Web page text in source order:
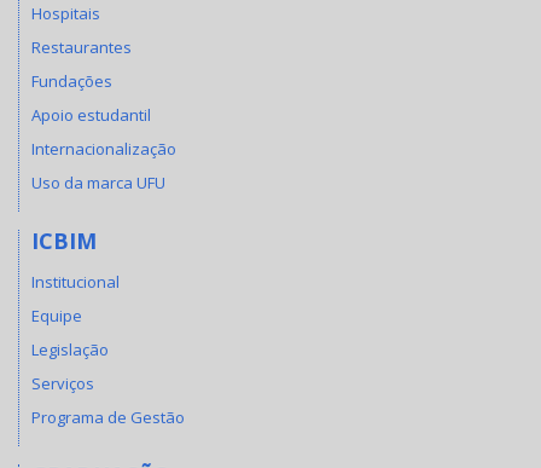
Hospitais
Restaurantes
Fundações
Apoio estudantil
Internacionalização
Uso da marca UFU
ICBIM
Institucional
Equipe
Legislação
Serviços
Programa de Gestão